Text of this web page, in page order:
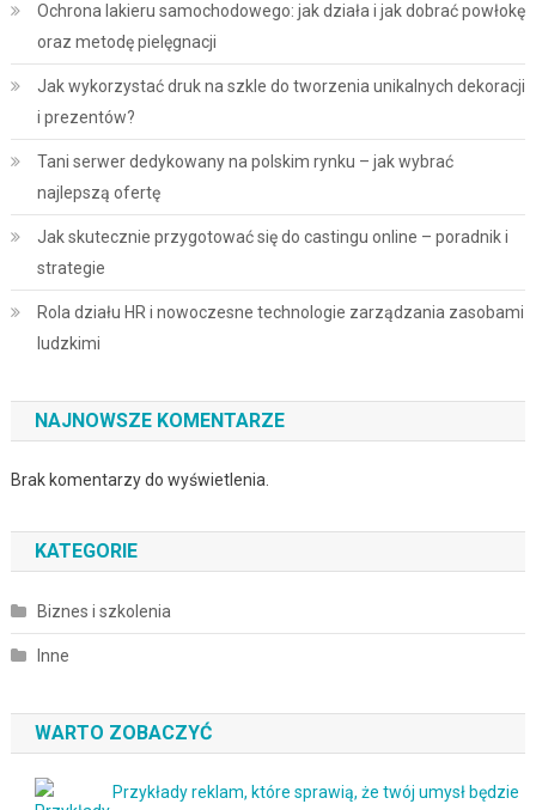
Ochrona lakieru samochodowego: jak działa i jak dobrać powłokę
oraz metodę pielęgnacji
Jak wykorzystać druk na szkle do tworzenia unikalnych dekoracji
i prezentów?
Tani serwer dedykowany na polskim rynku – jak wybrać
najlepszą ofertę
Jak skutecznie przygotować się do castingu online – poradnik i
strategie
Rola działu HR i nowoczesne technologie zarządzania zasobami
ludzkimi
NAJNOWSZE KOMENTARZE
Brak komentarzy do wyświetlenia.
KATEGORIE
Biznes i szkolenia
Inne
WARTO ZOBACZYĆ
Przykłady reklam, które sprawią, że twój umysł będzie